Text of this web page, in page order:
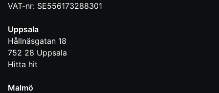
VAT-nr: SE556173288301
Uppsala
Hållnäsgatan 18
752 28 Uppsala
Hitta hit
Malmö